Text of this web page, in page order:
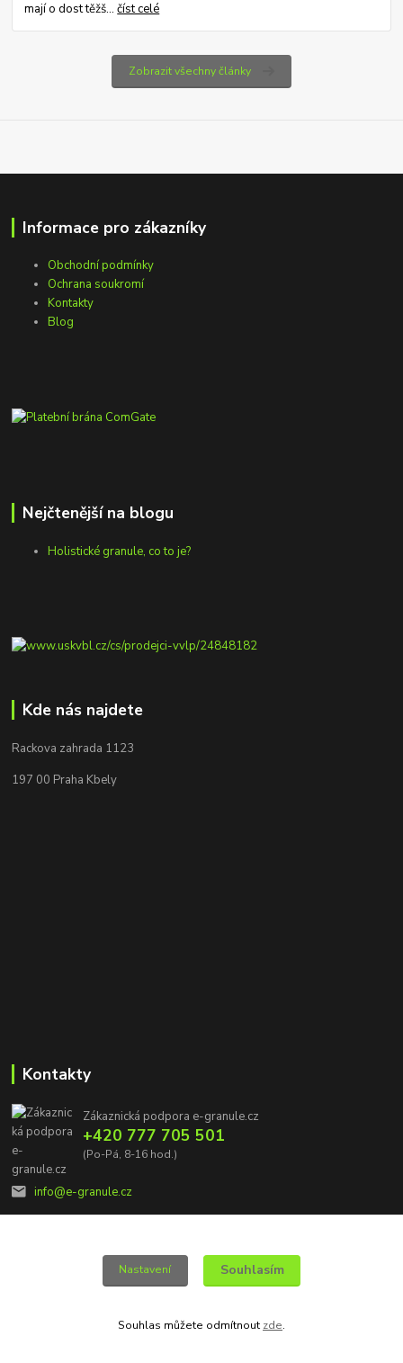
mají o dost těžš...číst celé
Zobrazit všechny články
Informace pro zákazníky
Obchodní podmínky
Ochrana soukromí
Kontakty
Blog
Nejčtenější na blogu
Holistické granule, co to je?
Kde nás najdete
Rackova zahrada 1123
197 00 Praha Kbely
Kontakty
Zákaznická podpora e-granule.cz
+420 777 705 501
(Po-Pá, 8-16 hod.)
info@e-granule.cz
© 2022 e-granule.cz *** Všechna práva vyhrazena
Nastavení Souhlasím
Souhlas můžete odmítnout zde.